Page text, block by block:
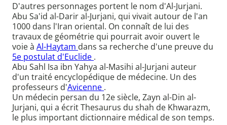
D'autres personnages portent le nom d'Al-Jurjani.
Abu Sa'id al-Darir al-Jurjani, qui vivait autour de l'an
1000 dans l'Iran oriental. On connaît de lui des
travaux de géométrie qui pourrait avoir ouvert le
voie à Al-Haytam dans sa recherche d'une preuve du
5e postulat d'Euclide .
Abu Sahl Isa ibn Yahya al-Masihi al-Jurjani auteur
d'un traité encyclopédique de médecine. Un des
professeurs d'Avicenne .
Un médecin persan du 12e siècle, Zayn al-Din al-
Jurjani, qui a écrit Thesaurus du shah de Khwarazm,
le plus important dictionnaire médical de son temps.